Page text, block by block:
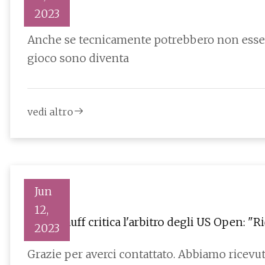
2023
Anche se tecnicamente potrebbero non
gioco sono diventa
vedi altro
Jun
12,
2023
Coco Gauff critica l'arbitro degli US Open:
Grazie per averci contattato. Abbiamo ricevuto la tua richiesta. Coco Gauff aveva visto abbastanza. Durante la